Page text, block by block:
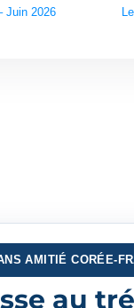
Juin 2026
AMITIÉ CORÉE-
au